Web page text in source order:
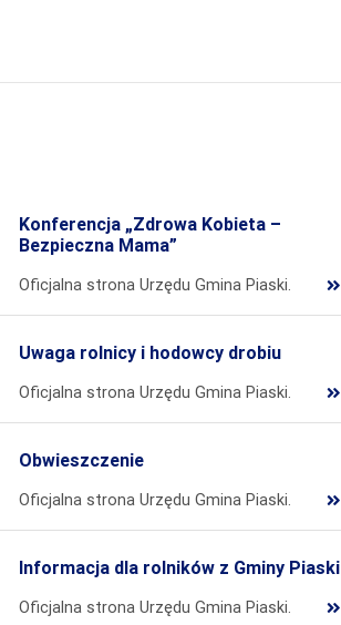
Konferencja „Zdrowa Kobieta –
Bezpieczna Mama”
Oficjalna strona Urzędu Gmina Piaski.
Uwaga rolnicy i hodowcy drobiu
Oficjalna strona Urzędu Gmina Piaski.
Obwieszczenie
Oficjalna strona Urzędu Gmina Piaski.
Informacja dla rolników z Gminy Piaski
Oficjalna strona Urzędu Gmina Piaski.